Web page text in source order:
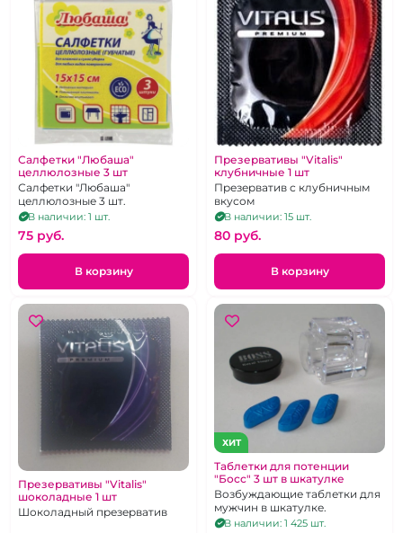
Салфетки "Любаша"
целлюлозные 3 шт
Салфетки "Любаша"
целлюлозные 3 шт.
В наличии: 1 шт.
75 pуб.
В корзину
Презервативы "Vitalis"
клубничные 1 шт
Презерватив с клубничным
вкусом
В наличии: 15 шт.
80 pуб.
В корзину
Презервативы "Vitalis"
шоколадные 1 шт
Шоколадный презерватив
ХИТ
Таблетки для потенции
"Босс" 3 шт в шкатулке
Возбуждающие таблетки для
мужчин в шкатулке.
В наличии: 1 425 шт.